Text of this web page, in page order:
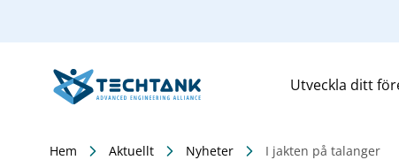
Utveckla ditt
Hem Aktuellt Nyheter I jakten på talanger